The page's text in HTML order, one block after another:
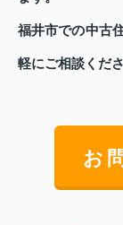
福井市での中古
軽にご相談くださ
お